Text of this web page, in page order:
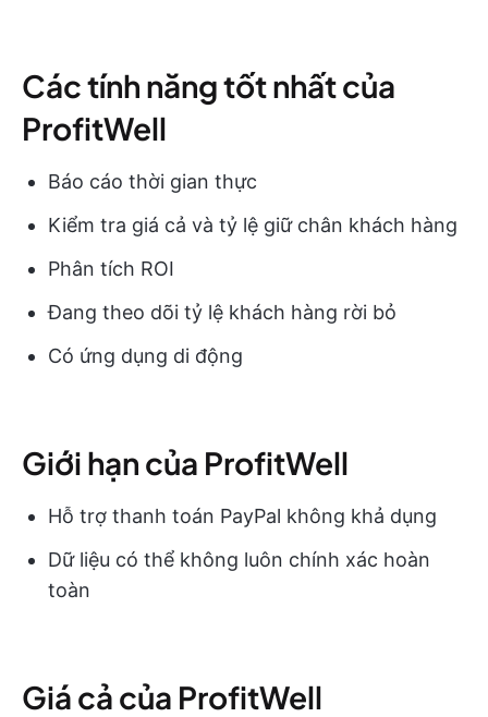
Các tính năng tốt nhất của
ProfitWell
Báo cáo thời gian thực
Kiểm tra giá cả và tỷ lệ giữ chân khách hàng
Phân tích ROI
Đang theo dõi tỷ lệ khách hàng rời bỏ
Có ứng dụng di động
Giới hạn của ProfitWell
Hỗ trợ thanh toán PayPal không khả dụng
Dữ liệu có thể không luôn chính xác hoàn
toàn
Giá cả của ProfitWell